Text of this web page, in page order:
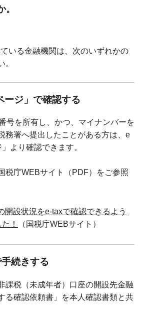
いる金融機関は、次のいずれかの
。
ージ」で確認する
号を所有し、かつ、マイナンバーを
務署へ提出したことがある方は、e
より確認できます。
税庁WEBサイト（PDF）をご参照
開設状況をe-taxで確認できるよう
！
（国税庁WEBサイト）
続きする
課税（未成年者）口座の開設先金融
る確認依頼書」を本人確認書類と共